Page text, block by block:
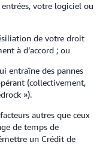
votre logiciel ou
de votre droit
à d’accord ; ou
entraîne des pannes
(collectivement,
»).
autres que ceux
de temps de
un Crédit de